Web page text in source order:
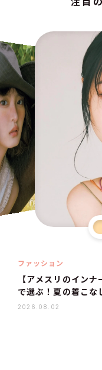
ファッション
【アメスリのイン
で選ぶ！夏の着こな
2026.08.02